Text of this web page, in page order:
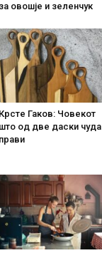
за овошје и зеленчук
Крсте Гаков: Човекот
што од две даски чуда
прави